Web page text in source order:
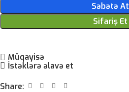
Səbətə At
Sifariş Et
Müqayisə
İstəklərə əlavə et
Share: